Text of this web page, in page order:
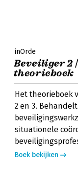
inOrde
Beveiliger 2
theorieboek
Het theorieboek
2 en 3.
situationele
Boek bekijken